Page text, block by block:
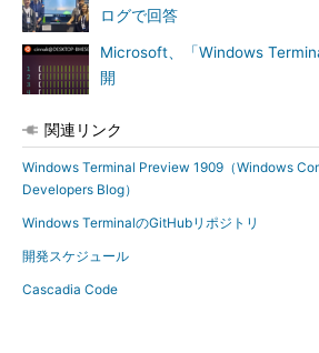
ログで回答
Microsoft、「Windows
開
関連リンク
Windows Terminal Preview 1909（Windows
Developers Blog）
Windows TerminalのGitHubリポジトリ
開発スケジュール
Cascadia Code